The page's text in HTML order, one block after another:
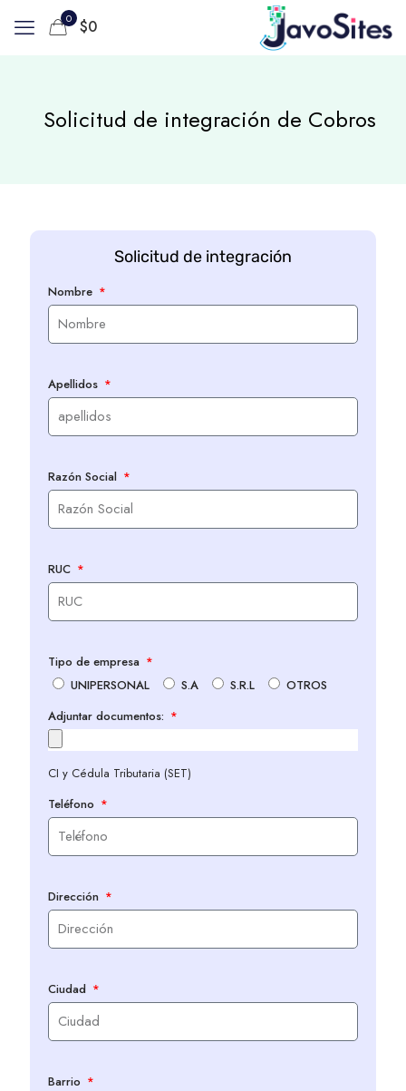
0 $0
Solicitud de integración de Cobros
Solicitud de integración
Nombre
Apellidos
Razón Social
RUC
Tipo de empresa
UNIPERSONAL
S.A S.R.L
OTROS
Adjuntar documentos:
CI y Cédula Tributaria (SET)
Teléfono
Dirección
Ciudad
Barrio